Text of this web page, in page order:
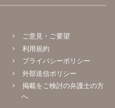
ご意見・ご要望
利用規約
プライバシーポリシー
外部送信ポリシー
掲載をご検討の弁護士の方
へ